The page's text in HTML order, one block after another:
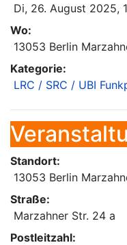
Di, 26. August 2025,
Wo:
13053 Berlin
Kategorie:
LRC / SRC / UBI
Standort:
13053 Berlin
Straße:
Marzahner Str. 24 a
Postleitzahl: